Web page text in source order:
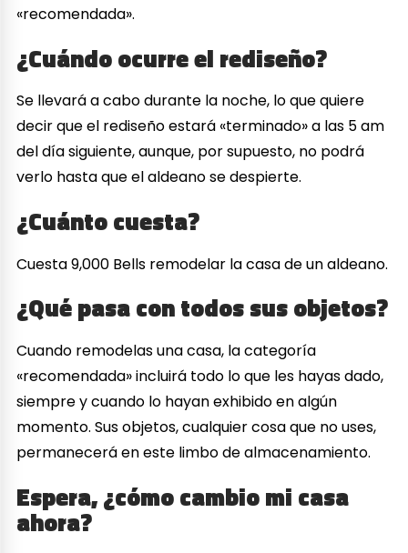
«recomendada».
¿Cuándo ocurre el rediseño?
Se llevará a cabo durante la noche, lo que quiere
decir que el rediseño estará «terminado» a las 5 am
del día siguiente, aunque, por supuesto, no podrá
verlo hasta que el aldeano se despierte.
¿Cuánto cuesta?
Cuesta 9,000 Bells remodelar la casa de un aldeano.
¿Qué pasa con todos sus objetos?
Cuando remodelas una casa, la categoría
«recomendada» incluirá todo lo que les hayas dado,
siempre y cuando lo hayan exhibido en algún
momento. Sus objetos, cualquier cosa que no uses,
permanecerá en este limbo de almacenamiento.
Espera, ¿cómo cambio mi casa
ahora?